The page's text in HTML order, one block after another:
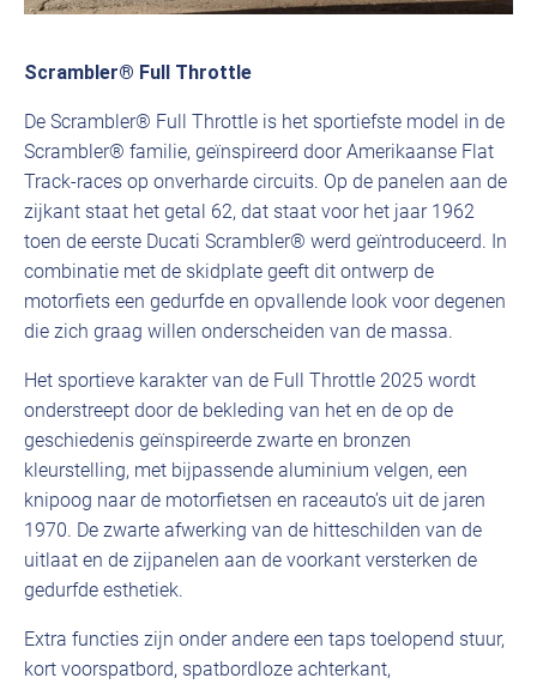
Scrambler® Full Throttle
De Scrambler® Full Throttle is het sportiefste model in de
Scrambler® familie, geïnspireerd door Amerikaanse Flat
Track-races op onverharde circuits. Op de panelen aan de
zijkant staat het getal 62, dat staat voor het jaar 1962
toen de eerste Ducati Scrambler® werd geïntroduceerd. In
combinatie met de skidplate geeft dit ontwerp de
motorfiets een gedurfde en opvallende look voor degenen
die zich graag willen onderscheiden van de massa.
Het sportieve karakter van de Full Throttle 2025 wordt
onderstreept door de bekleding van het en de op de
geschiedenis geïnspireerde zwarte en bronzen
kleurstelling, met bijpassende aluminium velgen, een
knipoog naar de motorfietsen en raceauto’s uit de jaren
1970. De zwarte afwerking van de hitteschilden van de
uitlaat en de zijpanelen aan de voorkant versterken de
gedurfde esthetiek.
Extra functies zijn onder andere een taps toelopend stuur,
kort voorspatbord, spatbordloze achterkant,